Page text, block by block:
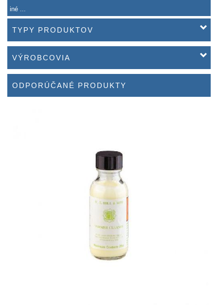
iné ...
TYPY PRODUKTOV
VÝROBCOVIA
ODPORÚČANÉ PRODUKTY